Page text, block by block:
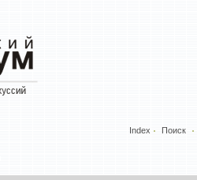
Index Поиск